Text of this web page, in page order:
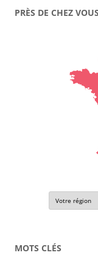
PRÈS DE CHEZ VOUS
MOTS CLÉS